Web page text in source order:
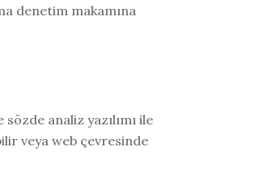
denetim makamına
analiz yazılımı ile
veya web çevresinde